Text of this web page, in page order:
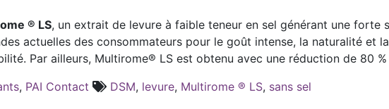
® LS, un extrait de levure à faible teneur en sel générant une forte
actuelles des consommateurs pour le goût intense, la naturalité et
Par ailleurs, Multirome® LS est obtenu avec une réduction de 80 %
, PAI Contact DSM, levure, Multirome ® LS, sans sel